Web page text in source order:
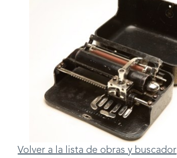
Volver a la lista de obras y buscador